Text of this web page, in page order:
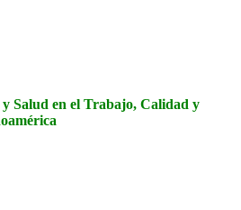
Salud en el Trabajo, Calidad y